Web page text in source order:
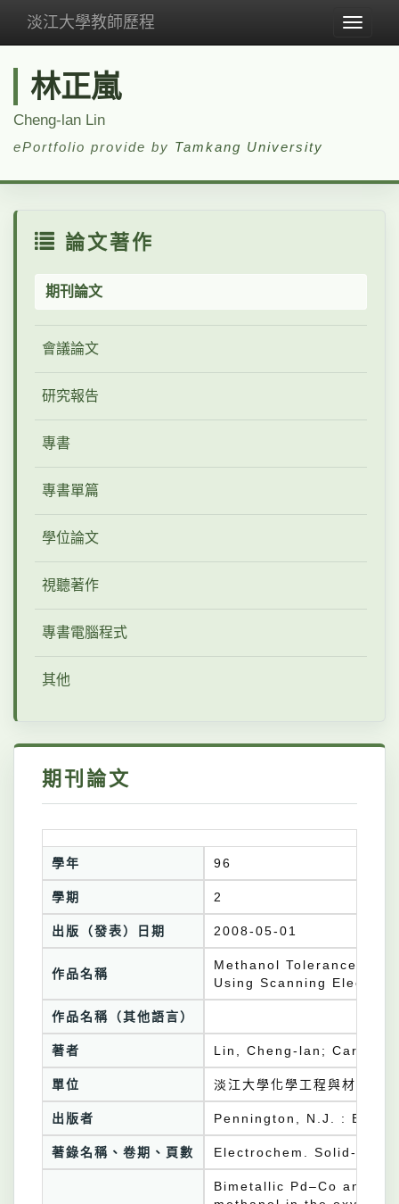
Toggle
淡江大學教師歷程
林正嵐
Cheng-lan Lin
ePortfolio provide by Tamkang University
論文著作
期刊論文
會議論文
研究報告
專書
專書單篇
學位論文
視聽著作
專書電腦程式
其他
期刊論文
學年 96
學期 2
出版（發表）日期 2008-05-01
作品名稱
Methanol Tolerance of
Using Scanning
作品名稱（其他語言）
著者 Lin, Cheng-lan; Carlos
單位 淡江大學化學工程與材料工
出版者 Pennington, N.J. :
著錄名稱、卷期、頁數 Electrochem. Solid-
Bimetallic Pd–Co and